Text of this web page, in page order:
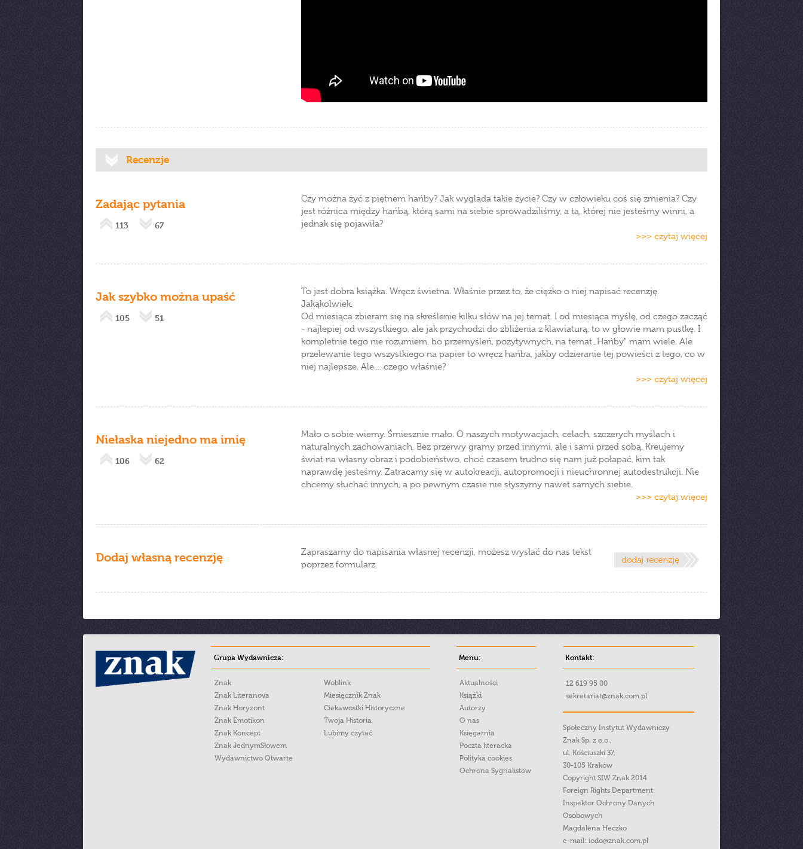
Recenzje
Zadając pytania
113 67
Czy można żyć z piętnem hańby? Jak wygląda takie życie? Czy w człowieku coś się zmienia? Czy
jest różnica między hańbą, którą sami na siebie sprowadziliśmy, a tą, której nie jesteśmy winni, a
jednak się pojawiła?
>>> czytaj więcej
Jak szybko można upaść
105 51
To jest dobra książka. Wręcz świetna. Właśnie przez to, że ciężko o niej napisać recenzję.
Jakąkolwiek.
Od miesiąca zbieram się na skreślenie kilku słów na jej temat. I od miesiąca myślę, od czego zacząć
- najlepiej od wszystkiego, ale jak przychodzi do zbliżenia z klawiaturą, to w głowie mam pustkę. I
kompletnie tego nie rozumiem, bo przemyśleń, pozytywnych, na temat „Hańby" mam wiele. Ale
przelewanie tego wszystkiego na papier to wręcz hańba, jakby odzieranie tej powieści z tego, co w
niej najlepsze. Ale.... czego właśnie?
>>> czytaj więcej
Niełaska niejedno ma imię
106 62
Mało o sobie wiemy. Śmiesznie mało. O naszych motywacjach, celach, szczerych myślach i
naturalnych zachowaniach. Bez przerwy gramy przed innymi, ale i sami przed sobą. Kreujemy
świat na własny obraz i podobieństwo, choć czasem trudno się nam już połapać, kim tak
naprawdę jesteśmy. Zatracamy się w autokreacji, autopromocji i nieuchronnej autodestrukcji. Nie
chcemy słuchać innych, a po pewnym czasie nie słyszymy nawet samych siebie.
>>> czytaj więcej
Dodaj własną recenzję
Zapraszamy do napisania własnej recenzji, możesz wysłać do nas tekst
poprzez formularz.
Grupa Wydawnicza:
Znak
Znak Literanova
Znak Horyzont
Znak Emotikon
Znak Koncept
Znak JednymSłowem
Wydawnictwo Otwarte
Woblink
Miesięcznik Znak
Ciekawostki Historyczne
Twoja Historia
Lubimy czytać
Menu:
Aktualności
Książki
Autorzy
O nas
Księgarnia
Poczta literacka
Polityka cookies
Ochrona Sygnalistow
Kontakt:
12 619 95 00
sekretariat@znak.com.pl
Społeczny Instytut Wydawniczy
Znak Sp. z o.o.,
ul. Kościuszki 37,
30-105 Kraków
Copyright SIW Znak 2014
Foreign Rights Department
Inspektor Ochrony Danych
Osobowych
Magdalena Heczko
e-mail: iodo@znak.com.pl